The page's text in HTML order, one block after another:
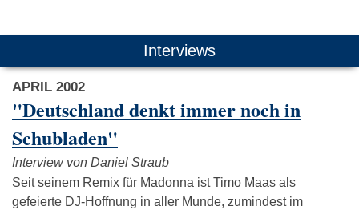
Das könnte Dich auch interessieren:
Deichkind Seeed
Interviews
APRIL 2002
"Deutschland denkt immer noch in
Schubladen"
Interview von Daniel Straub
Seit seinem Remix für Madonna ist Timo Maas als
gefeierte DJ-Hoffnung in aller Munde, zumindest im